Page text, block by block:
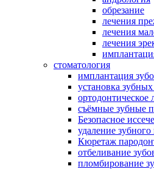
обрезание
лечения
лечения
лечения
стоматология
имплантация
установка
ортодонтическое
съёмные зубные
Безопасное
удаление
Кюретаж
отбеливание
пломбирование